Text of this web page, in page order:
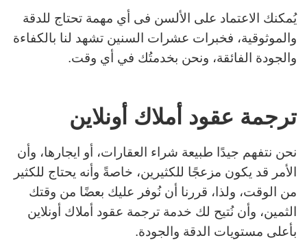
يُمكنك الاعتماد على الألسن فى أي مهمة تحتاج للدقة
والموثوقية، فخبرات عشرات السنين تشهد لنا بالكفاءة
والجودة الفائقة، ونحن بخدمتُك في أي وقت.
ترجمة عقود أملاك أونلاين
نحن نتفهم جيدًا طبيعة شراء العقارات، أو ايجارها، وأن
الأمر قد يكون مزعجًا للكثيرين، خاصةً وأنه يحتاج للكثير
من الوقت، ولذا، قررنا أن نُوفر عليك بعضًا من وقتك
الثمين، وأن نُتيح لك خدمة ترجمة عقود أملاك أونلاين
بأعلى مستويات الدقة والجودة.